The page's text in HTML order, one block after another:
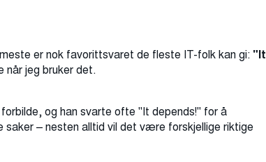
er nok favorittsvaret de fleste IT-folk kan gi: "It
når jeg bruker det.
og han svarte ofte "It depends!" for å
saker – nesten alltid vil det være forskjellige riktige